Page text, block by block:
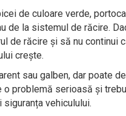
de culoare verde,
de la sistemul de răcire.
de răcire și să nu continui
crește.
sau galben, dar poate
problemă serioasă și
vehiculului.